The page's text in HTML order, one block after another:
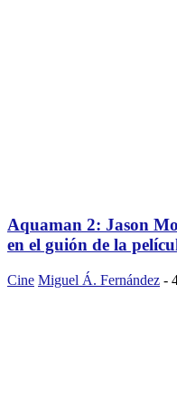
Aquaman 2: Jason
en el guión de la
Cine Miguel Á. Fernández -